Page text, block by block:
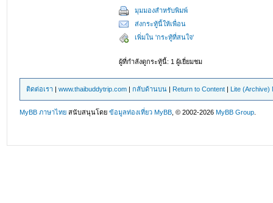
มุมมองสำหรับพิมพ์
ส่งกระทู้นี้ให้เพื่อน
เพิ่มใน 'กระทู้ที่สนใจ'
ผู้ที่กำลังดูกระทู้นี้: 1 ผู้เยี่ยมชม
ติดต่อเรา |www.thaibuddytrip.com |กลับด้านบน | Return to Content | Lite (Archive)
MyBB ภาษาไทย สนับสนุนโดยข้อมูลท่องเที่ยว MyBB , © 2002-2026MyBB Group